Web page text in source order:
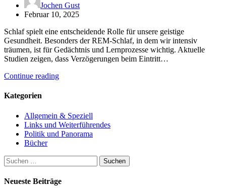
Jochen Gust
Februar 10, 2025
Schlaf spielt eine entscheidende Rolle für unsere geistige
Gesundheit. Besonders der REM-Schlaf, in dem wir intensiv
träumen, ist für Gedächtnis und Lernprozesse wichtig. Aktuelle
Studien zeigen, dass Verzögerungen beim Eintritt…
Continue reading
Kategorien
Allgemein & Speziell
Links und Weiterführendes
Politik und Panorama
Bücher
Suchen
nach:
Neueste Beiträge